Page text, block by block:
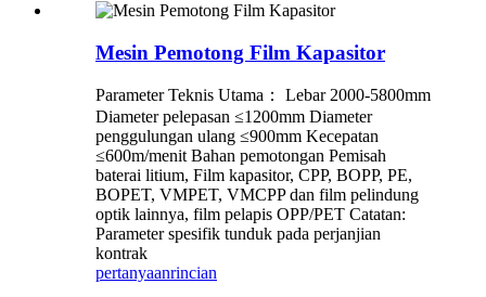
Mesin Pemotong Film Kapasitor
Parameter Teknis Utama： Lebar 2000-5800mm
Diameter pelepasan ≤1200mm Diameter
penggulungan ulang ≤900mm Kecepatan
≤600m/menit Bahan pemotongan Pemisah
baterai litium, Film kapasitor, CPP, BOPP, PE,
BOPET, VMPET, VMCPP dan film pelindung
optik lainnya, film pelapis OPP/PET Catatan:
Parameter spesifik tunduk pada perjanjian
kontrak
pertanyaanrincian